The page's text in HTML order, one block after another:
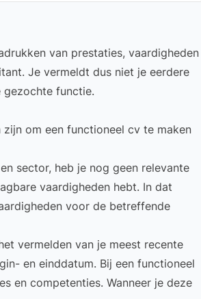
van prestaties, vaardigheden
Je vermeldt dus niet je eerdere
gezochte functie.
om een functioneel cv te maken
sector, heb je nog geen relevante
vaardigheden hebt. In dat
voor de betreffende
vermelden van je meest recente
en einddatum. Bij een functioneel
en competenties. Wanneer je deze